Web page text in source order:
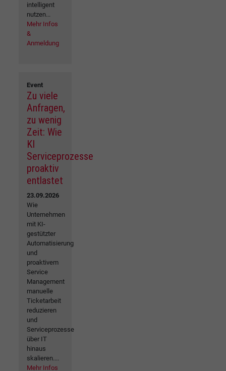
intelligent
nutzen...
Mehr Infos
&
Anmeldung
Event
Zu viele
Anfragen,
zu wenig
Zeit: Wie
KI
Serviceprozesse
proaktiv
entlastet
23.09.2026
Wie
Unternehmen
mit KI-
gestützter
Automatisierung
und
proaktivem
Service
Management
manuelle
Ticketarbeit
reduzieren
und
Serviceprozesse
über IT
hinaus
skalieren....
Mehr Infos